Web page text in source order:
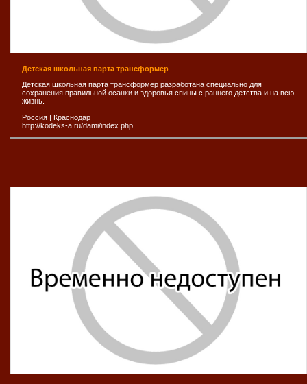
Детская школьная парта трансформер
Детская школьная парта трансформер разработана специально для
сохранения правильной осанки и здоровья спины с раннего детства и на всю
жизнь.
Россия | Краснодар
http://kodeks-a.ru/dami/index.php